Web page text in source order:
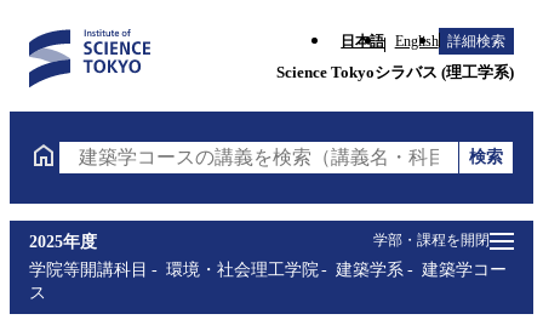
日本語 English 詳細検索
Science Tokyoシラバス (理工学系)
建築学コースの講義を検索（講義名・科目コード・担
検索
学部・課程を開閉
2025年度
学院等開講科目
環境・社会理工学院 建築学系
建築学コー
ス